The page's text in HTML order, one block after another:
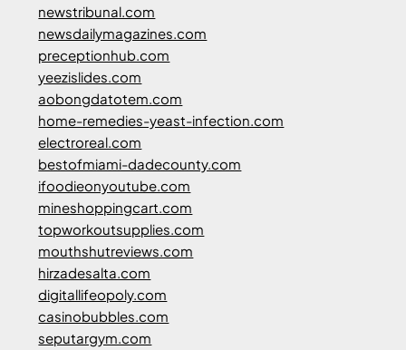
newstribunal.com
newsdailymagazines.com
preceptionhub.com
yeezislides.com
aobongdatotem.com
home-remedies-yeast-infection.com
electroreal.com
bestofmiami-dadecounty.com
ifoodieonyoutube.com
mineshoppingcart.com
topworkoutsupplies.com
mouthshutreviews.com
hirzadesalta.com
digitallifeopoly.com
casinobubbles.com
seputargym.com